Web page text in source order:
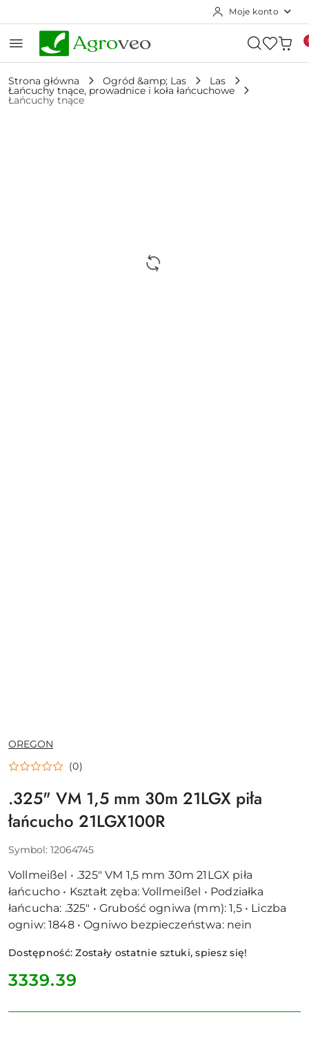
Moje konto
Strona główna Ogród &amp; Las Las
Łańcuchy tnące, prowadnice i koła łańcuchowe
Łańcuchy tnące
NAZWA
PRODUCENTA:
OREGON
(0)
.325" VM 1,5 mm 30m 21LGX piła
łańcucho 21LGX100R
Symbol: 12064745
Vollmeißel • .325" VM 1,5 mm 30m 21LGX piła
łańcucho • Kształt zęba: Vollmeißel • Podziałka
łańcucha: .325" • Grubość ogniwa (mm): 1,5 • Liczba
ogniw: 1848 • Ogniwo bezpieczeństwa: nein
Dostępność:Zostały ostatnie sztuki, spiesz się!
cena:
3339.39